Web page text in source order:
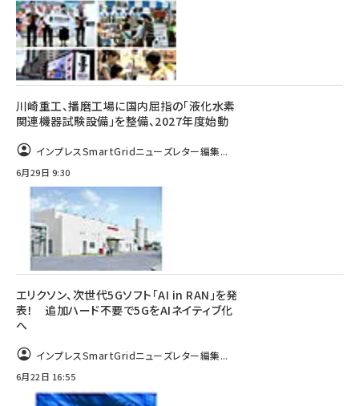
川崎重工、播磨工場に国内屈指の「液化水素
関連機器試験設備」を整備、2027年度始動
インプレスSmartGridニューズレター編集...
6月29日 9:30
エリクソン、次世代5Gソフト「AI in RAN」を発
表！ 追加ハード不要で5GをAIネイティブ化
へ
インプレスSmartGridニューズレター編集...
6月22日 16:55